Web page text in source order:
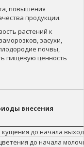
повышения
продукции.
растений к
засухи,
почвы,
пищевую ценность
внесения
кущения до начала
до начала